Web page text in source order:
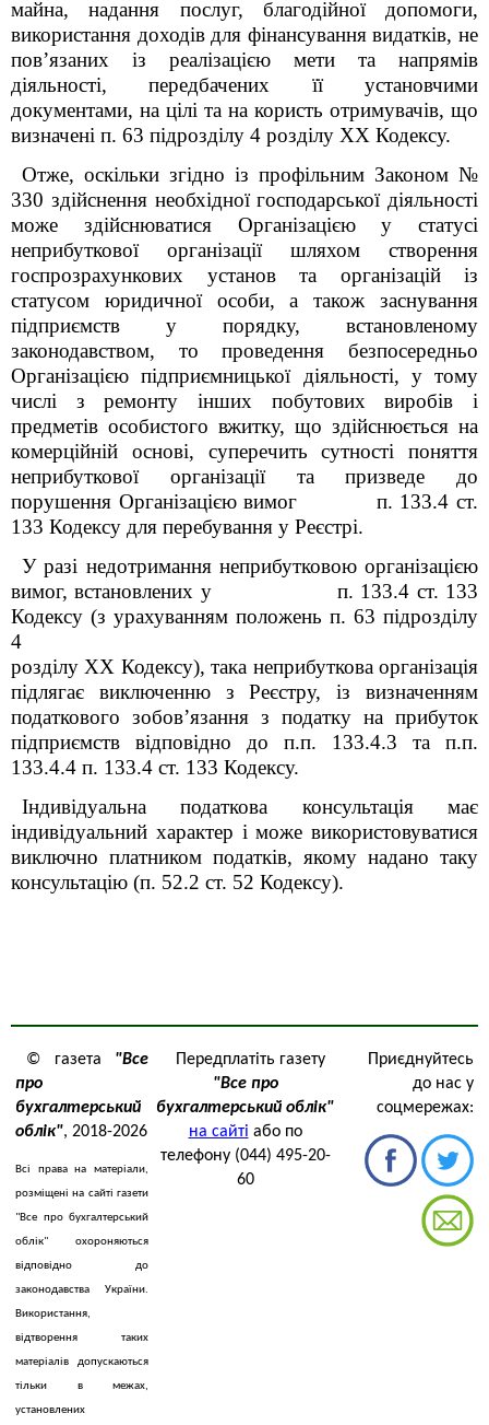
майна, надання послуг, благодійної допомоги,
використання доходів для фінансування видатків, не
пов’язаних із реалізацією мети та напрямів
діяльності, передбачених її установчими
документами, на цілі та на користь отримувачів, що
визначені п. 63 підрозділу 4 розділу ХХ Кодексу.
Отже, оскільки згідно із профільним Законом №
330 здійснення необхідної господарської діяльності
може здійснюватися Організацією у статусі
неприбуткової організації шляхом створення
госпрозрахункових установ та організацій із
статусом юридичної особи, а також заснування
підприємств у порядку, встановленому
законодавством, то проведення безпосередньо
Організацією підприємницької діяльності, у тому
числі з ремонту інших побутових виробів і
предметів особистого вжитку, що здійснюється на
комерційній основі, суперечить сутності поняття
неприбуткової організації та призведе до
порушення Організацією вимог п. 133.4 ст.
133 Кодексу для перебування у Реєстрі.
У разі недотримання неприбутковою організацією
вимог, встановлених у п. 133.4 ст. 133
Кодексу (з урахуванням положень п. 63 підрозділу
4
розділу ХХ Кодексу), така неприбуткова організація
підлягає виключенню з Реєстру, із визначенням
податкового зобов’язання з податку на прибуток
підприємств відповідно до п.п. 133.4.3 та п.п.
133.4.4 п. 133.4 ст. 133 Кодексу.
Індивідуальна податкова консультація має
індивідуальний характер і може використовуватися
виключно платником податків, якому надано таку
консультацію (п. 52.2 ст. 52 Кодексу).
© газета "Все
про
бухгалтерський
облік", 2018-2026
Всі права на матеріали,
розміщені на сайті газети
"Все про бухгалтерський
облік" охороняються
відповідно до
законодавства України.
Використання,
відтворення таких
матеріалів допускаються
тільки в межах,
установлених
Передплатіть газету
"Все про
бухгалтерський облік"
на сайті або по
телефону (044) 495-20-
60
Приєднуйтесь
до нас у
соцмережах: